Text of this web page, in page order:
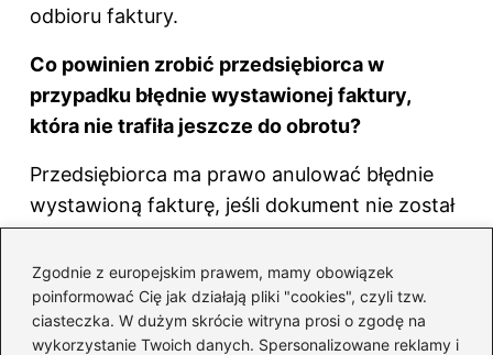
Zgodnie z europejskim prawem, mamy obowiązek
poinformować Cię jak działają pliki "cookies", czyli tzw.
ciasteczka. W dużym skrócie witryna prosi o zgodę na
wykorzystanie Twoich danych. Spersonalizowane reklamy i
odbioru faktury.
Co powinien zrobić przedsiębiorca w
przypadku błędnie wystawionej faktury,
która nie trafiła jeszcze do obrotu?
Przedsiębiorca ma prawo anulować błędnie
wystawioną fakturę, jeśli dokument nie został
jeszcze wprowadzony do obrotu prawnego.
Warto również dokumentować przyczyny
anulacji, co może być pomocne w przypadku
kontroli skarbowej.